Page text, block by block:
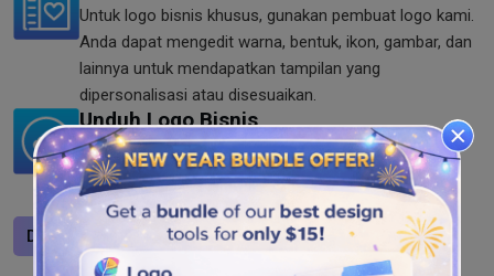
Untuk logo bisnis khusus, gunakan pembuat logo kami.
Anda dapat mengedit warna, bentuk, ikon, gambar, dan
lainnya untuk mendapatkan tampilan yang
dipersonalisasi atau disesuaikan.
Unduh Logo Bisnis
Jika Anda sudah selesai dengan proses desain logo
bisnis teknologi, Anda dapat mengunduh desain
resolusi tinggi dalam format SVG, PNG, dan JPG.
Desain logo